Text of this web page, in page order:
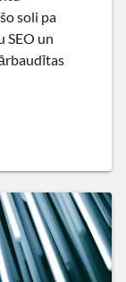
soli pa
SEO un